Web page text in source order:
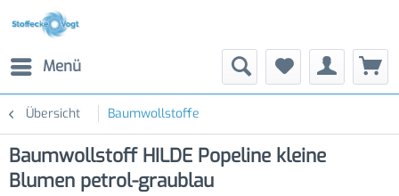
Menü
Übersicht Baumwollstoffe
Baumwollstoff HILDE Popeline kleine
Blumen petrol-graublau